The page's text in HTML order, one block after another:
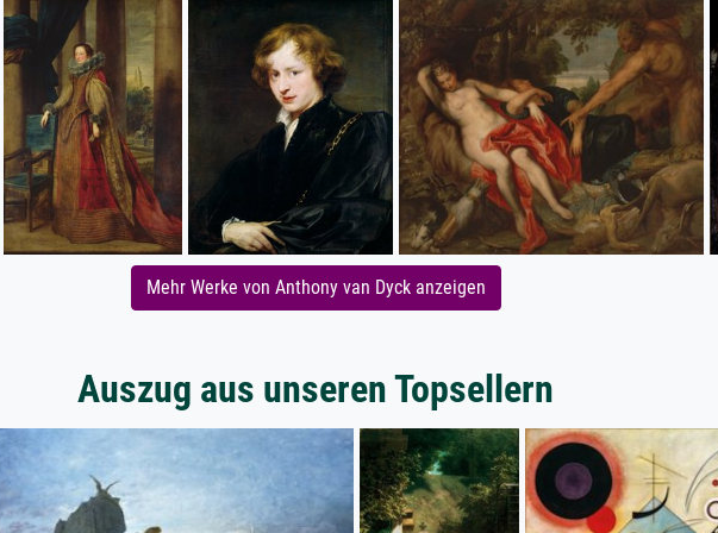
Mehr Werke von Anthony van Dyck anzeigen
Auszug aus unseren Topsellern